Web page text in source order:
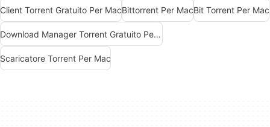
Client Torrent Gratuito Per MacBittorrent Per MacBit Torrent Per Mac
Download Manager Torrent Gratuito Per Mac
Scaricatore Torrent Per Mac